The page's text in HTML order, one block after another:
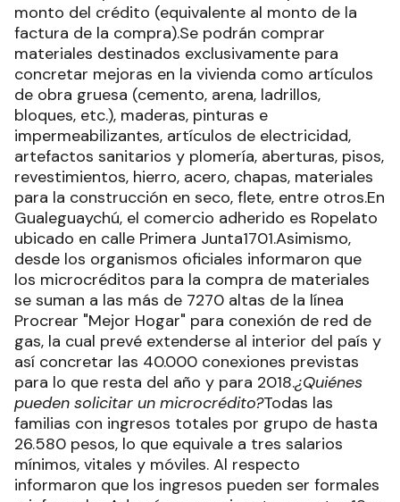
monto del crédito (equivalente al monto de la
factura de la compra).Se podrán comprar
materiales destinados exclusivamente para
concretar mejoras en la vivienda como artículos
de obra gruesa (cemento, arena, ladrillos,
bloques, etc.), maderas, pinturas e
impermeabilizantes, artículos de electricidad,
artefactos sanitarios y plomería, aberturas, pisos,
revestimientos, hierro, acero, chapas, materiales
para la construcción en seco, flete, entre otros.En
Gualeguaychú, el comercio adherido es Ropelato
ubicado en calle Primera Junta1701.Asimismo,
desde los organismos oficiales informaron que
los microcréditos para la compra de materiales
se suman a las más de 7270 altas de la línea
Procrear "Mejor Hogar" para conexión de red de
gas, la cual prevé extenderse al interior del país y
así concretar las 40.000 conexiones previstas
para lo que resta del año y para 2018.¿Quiénes
pueden solicitar un microcrédito?Todas las
familias con ingresos totales por grupo de hasta
26.580 pesos, lo que equivale a tres salarios
mínimos, vitales y móviles. Al respecto
informaron que los ingresos pueden ser formales